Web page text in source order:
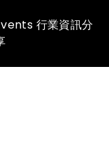
行業資訊分